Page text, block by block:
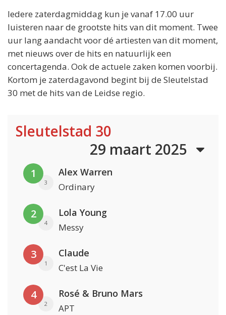
Iedere zaterdagmiddag kun je vanaf 17.00 uur
luisteren naar de grootste hits van dit moment. Twee
uur lang aandacht voor dé artiesten van dit moment,
met nieuws over de hits en natuurlijk een
concertagenda. Ook de actuele zaken komen voorbij.
Kortom je zaterdagavond begint bij de Sleutelstad
30 met de hits van de Leidse regio.
Sleutelstad 30
29 maart 2025
1
3
Alex Warren
Ordinary
2
4
Lola Young
Messy
3
1
Claude
C'est La Vie
4
2
Rosé & Bruno Mars
APT